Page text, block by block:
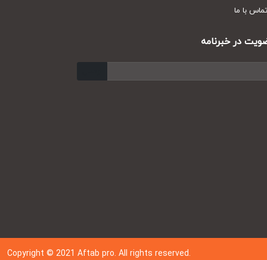
با ما
در خبرنامه
Copyright © 202 1Aftab pro. All rights reserved.